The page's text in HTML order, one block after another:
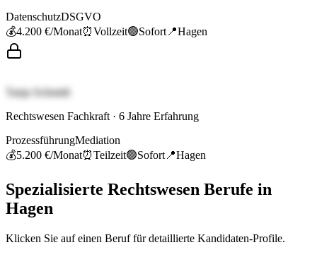
DatenschutzDSGVO
💰4.200 €/Monat⏰Vollzeit🟢Sofort 📍Hagen
Tanja Schmidt
Rechtswesen Fachkraft · 6 Jahre Erfahrung
ProzessführungMediation
💰5.200 €/Monat⏰Teilzeit🟢Sofort 📍Hagen
Spezialisierte Rechtswesen Berufe in
Hagen
Klicken Sie auf einen Beruf für detaillierte Kandidaten-Profile.